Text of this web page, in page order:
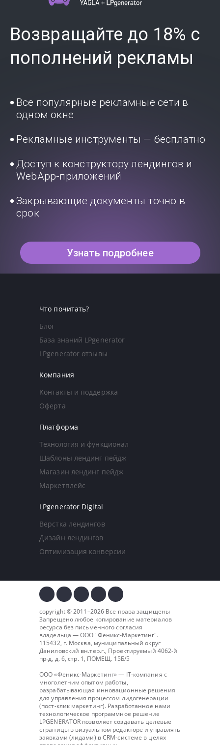
Возвращайте до 18% с
пополнений рекламы
Все популярные рекламные сети в
одном окне
Рекламные инструменты — бесплатно
Доступ к конструктору лендингов и
WebApp-приложений
Закрывающие документы точно в
срок
Узнать подробнее
Что почитать?
Блог
База знаний LPgenerator
LPgenerator отзывы
Компания
Контакты и поддержка
Оферта
Платформа
Технология и функционал
Шаблоны лендинг пейдж
Магазин лендинг пейдж
Маркетплейс
LPgenerator Digital
Верстка лендингов
Дизайн лендингов
Оптимизация конверсии
copyright © 2011–2026 Все права защищены
Запрещено любое копирование материалов
ресурса без письменного согласия
владельца — ООО "Феникс-Маркетинг".
115432, г. Москва, муниципальный округ
Даниловский вн.тер.г., Проектируемый 4062-й
пр-д, д. 6, стр. 1, ПОМЕЩ. 15Б/5
ООО «Феникс-Маркетинг» — IT-компания с
многолетним опытом работы,
разрабатывающая инновационные решения
для управления процессом лидогенерации
(пост-клик маркетинг). Разработанное нами
технологическое программное решение
LPGENERATOR позволяет создавать целевые
страницы в визуальном редакторе и управлять
заявками (лидами) в CRM-системе в целях